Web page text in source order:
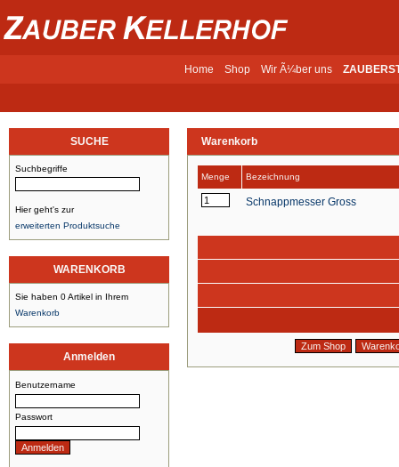
Home Shop Wir Ã¼ber uns
SUCHE
Suchbegriffe
Hier geht's zur
erweiterten Produktsuche
WARENKORB
Sie haben 0 Artikel in Ihrem
Warenkorb
Anmelden
Benutzername
Passwort
Warenkorb
Menge Bezeichnung
Schnappmesser Gross